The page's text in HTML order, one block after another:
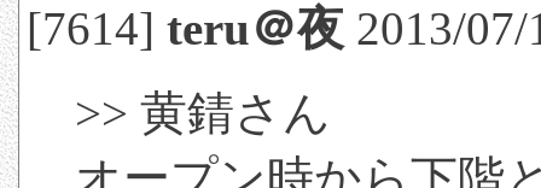
[7614]teru＠夜 2013/
>> 黄錆さん
オープン時から下階